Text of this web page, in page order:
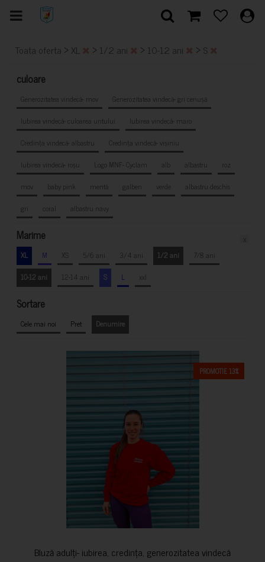
Toata oferta > XL > 1/2 ani > 10-12 ani > S
culoare
Generozitatea vindecă- mov
Generozitatea vindecă- gri cenușă
Iubirea vindecă- culoarea untului
Iubirea vindecă- maro
Credința vindecă- albastru
Credința vindecă- vișiniu
Iubirea vindecă- roșu
Logo MNF- Cyclam alb albastru
roz
mov
baby pink mentă galben verde
albastru deschis
gri
coral albastru navy
Marime
XL M XS 5/6 ani 3/4 ani 1/2 ani
7/8 ani
10-12 ani
12-14 ani S L xxl
Sortare
Cele mai noi Pret Denumire
PROMOTIE 13%
Bluză adulți- iubirea, credința, generozitatea vindecă